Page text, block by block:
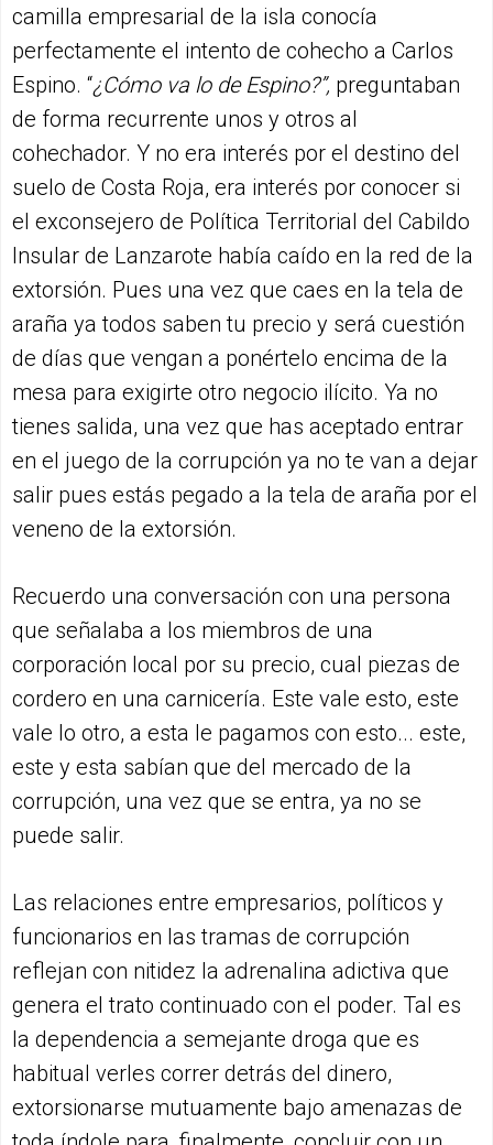
camilla empresarial de la isla conocía
perfectamente el intento de cohecho a Carlos
Espino. “¿Cómo va lo de Espino?”, preguntaban
de forma recurrente unos y otros al
cohechador. Y no era interés por el destino del
suelo de Costa Roja, era interés por conocer si
el exconsejero de Política Territorial del Cabildo
Insular de Lanzarote había caído en la red de la
extorsión. Pues una vez que caes en la tela de
araña ya todos saben tu precio y será cuestión
de días que vengan a ponértelo encima de la
mesa para exigirte otro negocio ilícito. Ya no
tienes salida, una vez que has aceptado entrar
en el juego de la corrupción ya no te van a dejar
salir pues estás pegado a la tela de araña por el
veneno de la extorsión.
Recuerdo una conversación con una persona
que señalaba a los miembros de una
corporación local por su precio, cual piezas de
cordero en una carnicería. Este vale esto, este
vale lo otro, a esta le pagamos con esto... este,
este y esta sabían que del mercado de la
corrupción, una vez que se entra, ya no se
puede salir.
Las relaciones entre empresarios, políticos y
funcionarios en las tramas de corrupción
reflejan con nitidez la adrenalina adictiva que
genera el trato continuado con el poder. Tal es
la dependencia a semejante droga que es
habitual verles correr detrás del dinero,
extorsionarse mutuamente bajo amenazas de